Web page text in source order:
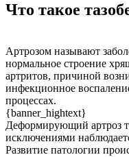
Что такое
Артрозом называют
нормальное строение
артритов, причиной
инфекционное
процессах.
{banner_hightext}
Деформирующий артроз
исключениями
Развитие патологии